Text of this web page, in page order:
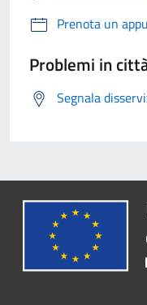
Prenota un
Problemi in
Segnala